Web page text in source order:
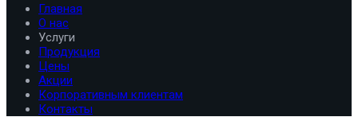
Главная
О нас
Услуги
Продукция
Цены
Акции
Корпоративным клиентам
Контакты